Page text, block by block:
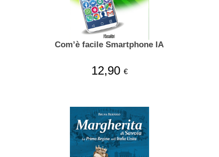
Com’è facile Smartphone IA
12,90 €